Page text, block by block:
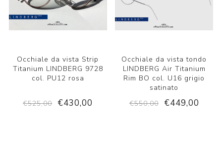
Occhiale da vista Strip
Titanium LINDBERG 9728
col. PU12 rosa
€525,00 €430,00
Occhiale da vista tondo
LINDBERG Air Titanium
Rim BO col. U16 grigio
satinato
€550,00
€449,00